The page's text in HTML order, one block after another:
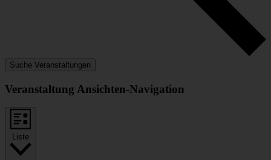
Suche Veranstaltungen
Veranstaltung Ansichten-Navigation
Liste